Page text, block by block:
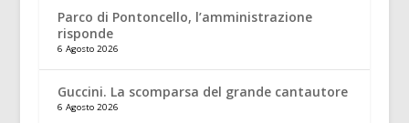
Parco di Pontoncello, l’amministrazione
risponde
6 Agosto 2026
Guccini. La scomparsa del grande cantautore
6 Agosto 2026